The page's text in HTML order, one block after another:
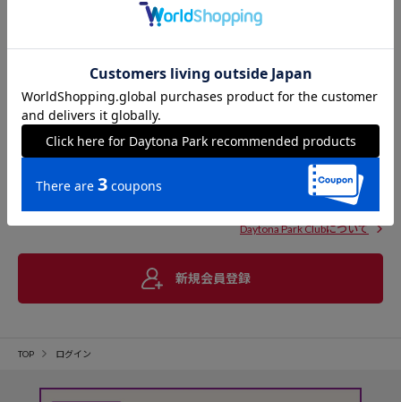
Daytona Park Clubについて
新規会員登録
TOP ログイン